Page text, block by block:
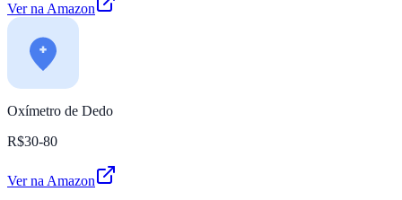
Ver na Amazon
Oxímetro de Dedo
R$30-80
Ver na Amazon